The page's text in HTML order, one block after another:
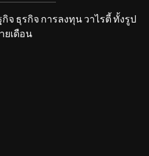
จ ธุรกิจ การลงทุน วาไรตี้ ทั้งรูป
ยเดือน